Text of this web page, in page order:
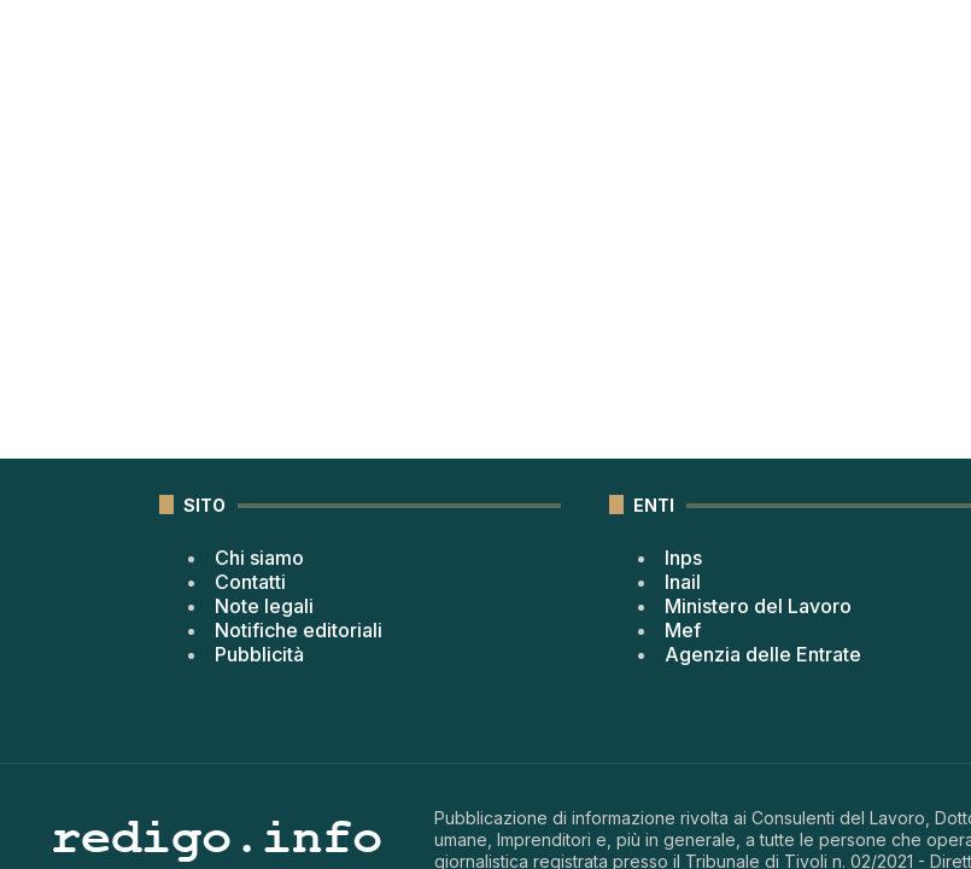
SITO
Chi siamo
Contatti
Note legali
Notifiche editoriali
Pubblicità
ENTI
Inps
Inail
Ministero del Lavoro
Mef
Agenzia delle Entrate
Pubblicazione di informazione rivolta ai Consulenti del Lavoro,
umane, Imprenditori e, più in generale, a tutte le persone che
giornalistica registrata presso il Tribunale di Tivoli n. 02/2021 -